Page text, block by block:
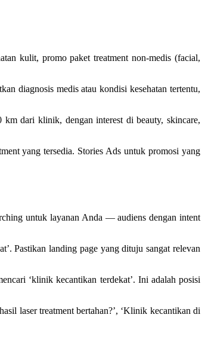
kulit, promo paket treatment non-medis (facial,
diagnosis medis atau kondisi kesehatan tertentu,
dari klinik, dengan interest di beauty, skincare,
yang tersedia. Stories Ads untuk promosi yang
untuk layanan Anda — audiens dengan intent
Pastikan landing page yang dituju sangat relevan
‘klinik kecantikan terdekat’. Ini adalah posisi
laser treatment bertahan?’, ‘Klinik kecantikan di